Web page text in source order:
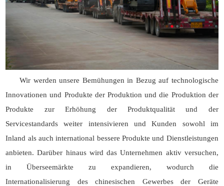
Wir werden unsere Bemühungen in Bezug auf technologische
Innovationen und Produkte der Produktion und die Produktion der
Produkte zur Erhöhung der Produktqualität und der
Servicestandards weiter intensivieren und Kunden sowohl im
Inland als auch international bessere Produkte und Dienstleistungen
anbieten. Darüber hinaus wird das Unternehmen aktiv versuchen,
in Überseemärkte zu expandieren, wodurch die
Internationalisierung des chinesischen Gewerbes der Geräte